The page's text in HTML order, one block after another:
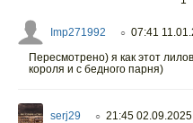
Imp271992 ○ 07:41
Пересмотрено) я как этот
короля и с бедного парня)
serj29 ○ 21:45 02.09.2025